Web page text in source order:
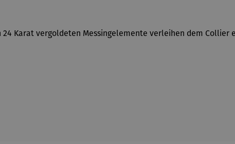
Karat vergoldeten Messingelemente verleihen dem Collier